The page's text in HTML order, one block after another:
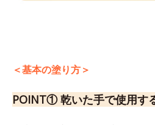
＜基本の塗り方＞
POINT① 乾いた手で使用す